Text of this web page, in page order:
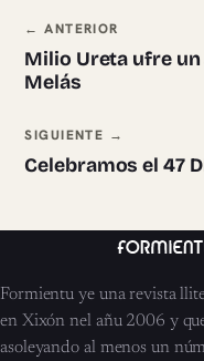
Navegación
← ANTERIOR
Milio Ureta ufre un
Melás
SIGUIENTE →
Celebramos el 47
Formientu ye una revista
en Xixón nel añu 2006 y
asoleyando al menos un